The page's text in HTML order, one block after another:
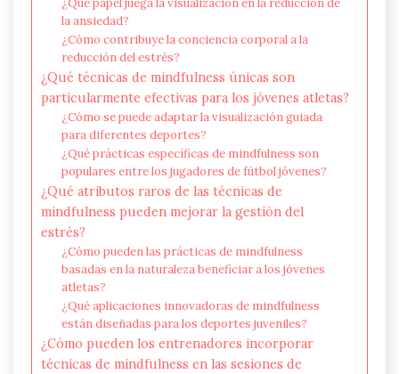
la ansiedad?
¿Cómo contribuye la conciencia corporal a la
reducción del estrés?
¿Qué técnicas de mindfulness únicas son
particularmente efectivas para los jóvenes atletas?
¿Cómo se puede adaptar la visualización guiada
para diferentes deportes?
¿Qué prácticas específicas de mindfulness son
populares entre los jugadores de fútbol jóvenes?
¿Qué atributos raros de las técnicas de
mindfulness pueden mejorar la gestión del
estrés?
¿Cómo pueden las prácticas de mindfulness
basadas en la naturaleza beneficiar a los jóvenes
atletas?
¿Qué aplicaciones innovadoras de mindfulness
están diseñadas para los deportes juveniles?
¿Cómo pueden los entrenadores incorporar
técnicas de mindfulness en las sesiones de